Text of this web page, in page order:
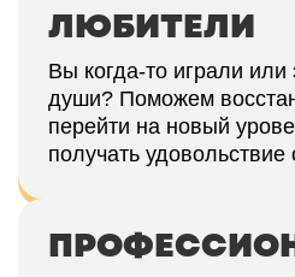
ЛЮБИТЕЛИ
Вы когда-то играли или
души? Поможем
перейти на новый
получать удовольствие